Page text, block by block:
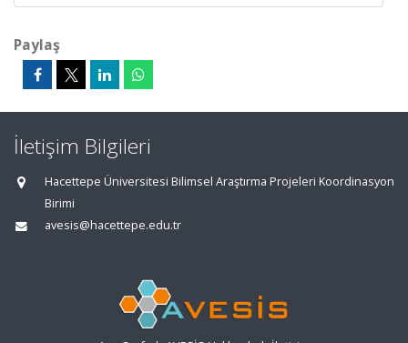
Paylaş
İletişim Bilgileri
Hacettepe Üniversitesi Bilimsel Araştırma Projeleri Koordinasyon
Birimi
avesis@hacettepe.edu.tr